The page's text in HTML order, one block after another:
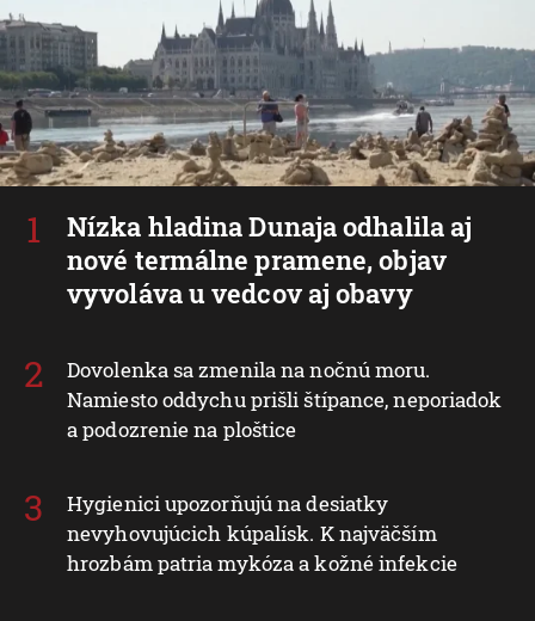
Nízka hladina Dunaja odhalila aj
nové termálne pramene, objav
vyvoláva u vedcov aj obavy
Dovolenka sa zmenila na nočnú moru.
Namiesto oddychu prišli štípance, neporiadok
a podozrenie na ploštice
Hygienici upozorňujú na desiatky
nevyhovujúcich kúpalísk. K najväčším
hrozbám patria mykóza a kožné infekcie